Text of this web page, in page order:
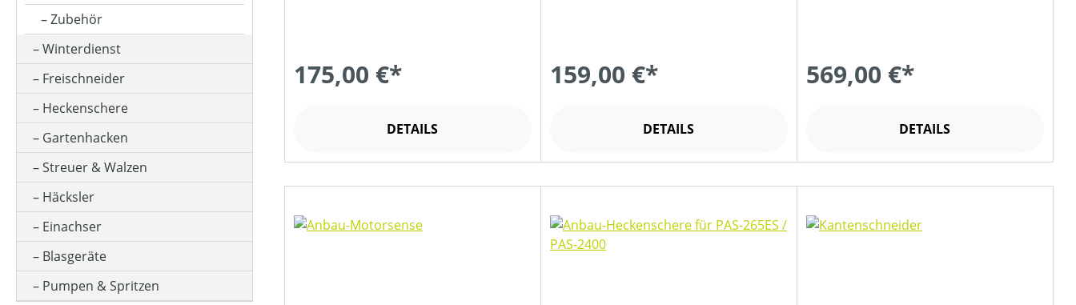
DURCHMESSER TRENNSCHEIBE/SÄGEBLATT (IN MM)
FARBE (GERÄT)
KETTENTEILUNG (IN ")
KETTENTREIBGLIEDERBREITE (IN MM)
KLASSIFIZIERUNG
Zubehör
Winterdienst
Freischneider
Heckenschere
Gartenhacken
Streuer & Walzen
Häcksler
Einachser
Blasgeräte
Pumpen & Spritzen
175,00 €*
DETAILS
159,00 €*
DETAILS
569,00 €*
DETAILS